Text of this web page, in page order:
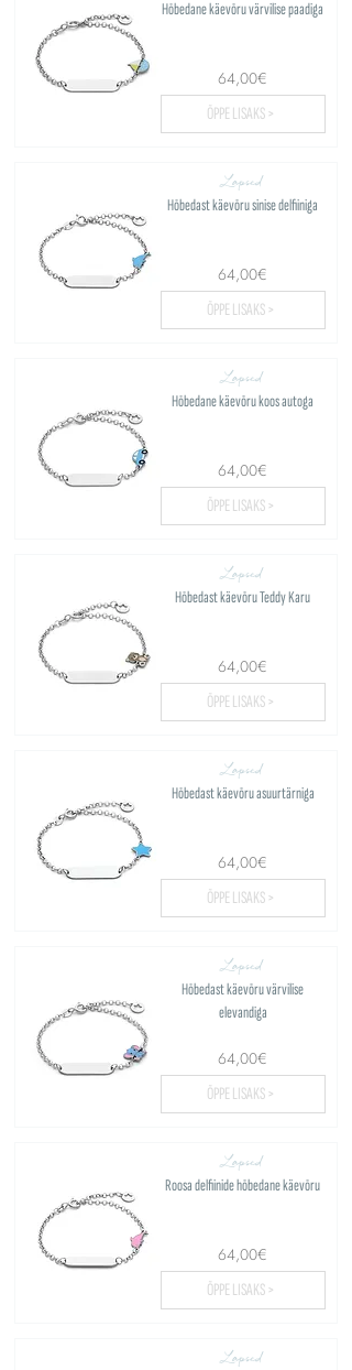
Hõbedane käevõru värvilise paadiga
64,00€
ÕPPE LISAKS >
Lapsed
Hõbedast käevõru sinise delfiiniga
64,00€
ÕPPE LISAKS >
Lapsed
Hõbedane käevõru koos autoga
64,00€
ÕPPE LISAKS >
Lapsed
Hõbedast käevõru Teddy Karu
64,00€
ÕPPE LISAKS >
Lapsed
Hõbedast käevõru asuurtärniga
64,00€
ÕPPE LISAKS >
Lapsed
Hõbedast käevõru värvilise
elevandiga
64,00€
ÕPPE LISAKS >
Lapsed
Roosa delfiinide hõbedane käevõru
64,00€
ÕPPE LISAKS >
Lapsed